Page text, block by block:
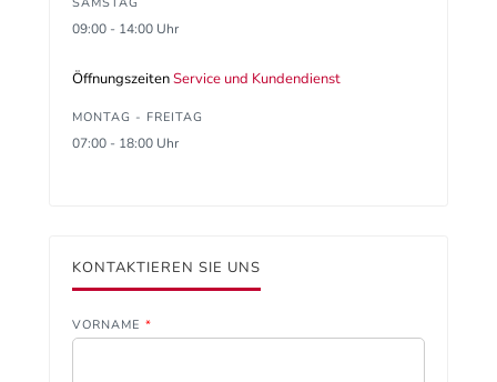
09:00 - 14:00 Uhr
ÖffnungszeitenService und Kundendienst
MONTAG - FREITAG
07:00 - 18:00 Uhr
KONTAKTIEREN SIE UNS
VORNAME *